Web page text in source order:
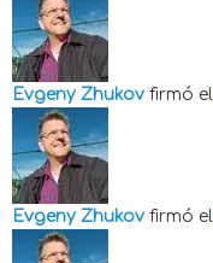
Evgeny Zhukov firmó el
Evgeny Zhukov firmó el